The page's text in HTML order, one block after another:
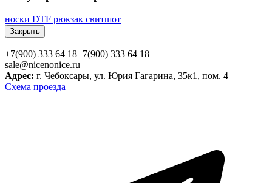
носки DTF рюкзак свитшот
Закрыть
+7(900) 333 64 18+7(900) 333 64 18
sale@nicenonice.ru
Адрес: г. Чебоксары, ул. Юрия Гагарина, 35к1, пом. 4
Схема проезда